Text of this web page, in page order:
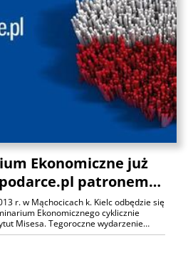
Ekonomiczne już
patronem…
r. w Mąchocicach k. Kielc odbędzie się
Ekonomicznego cyklicznie
Misesa. Tegoroczne wydarzenie…